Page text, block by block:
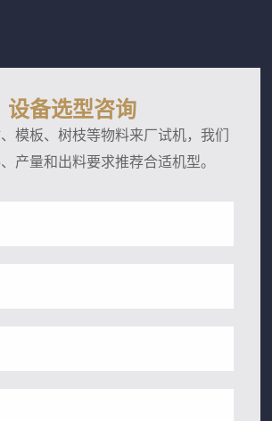
工作部分由两根平行刀轴组成，刀
刀轴上，双轴相...
设备选型咨询
模板、树枝等物料来厂试机，我们
产量和出料要求推荐合适机型。